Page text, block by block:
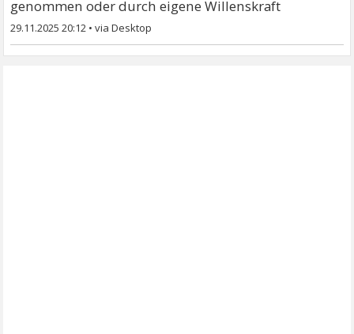
genommen oder durch eigene Willenskraft
29.11.2025 20:12 •